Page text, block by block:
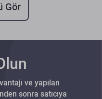
Gör
ve yapılan
sonra satıcıya